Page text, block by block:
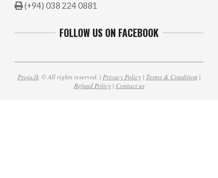
(+94) 038 224 0881
FOLLOW US ON FACEBOOK
Praja.lk© All rights reserved. | Privacy Policy| Terms & Condition |
Refund Policy| Contact us